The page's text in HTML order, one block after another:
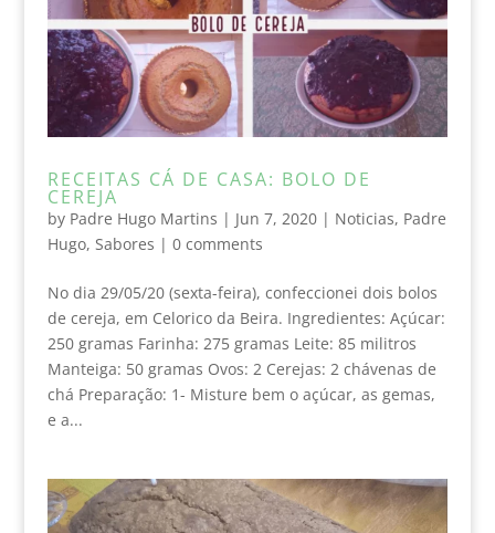
RECEITAS CÁ DE CASA: BOLO DE
CEREJA
by Padre Hugo Martins | Jun 7, 2020| Noticias, Padre
Hugo, Sabores | 0 comments
No dia 29/05/20 (sexta-feira), confeccionei dois bolos
de cereja, em Celorico da Beira. Ingredientes: Açúcar:
250 gramas Farinha: 275 gramas Leite: 85 militros
Manteiga: 50 gramas Ovos: 2 Cerejas: 2 chávenas de
chá Preparação: 1- Misture bem o açúcar, as gemas,
e a...